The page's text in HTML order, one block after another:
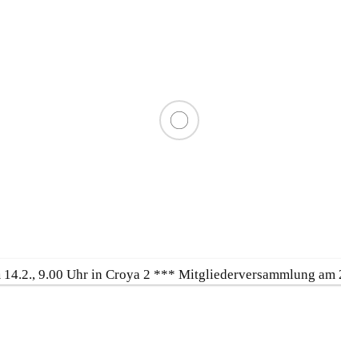
e.V.
9.00 Uhr in Croya 2 *** Mitgliederversammlung am